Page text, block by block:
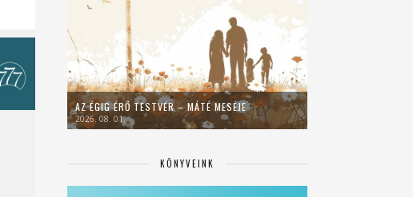
AZ ÉGIG ÉRŐ TESTVÉR – MÁTÉ MESÉJE
2026. 08. 01.
KÖNYVEINK